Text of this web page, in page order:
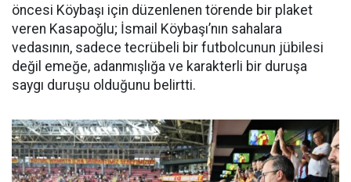
öncesi Köybaşı için düzenlenen törende bir plaket
veren Kasapoğlu; İsmail Köybaşı’nın sahalara
vedasının, sadece tecrübeli bir futbolcunun jübilesi
değil emeğe, adanmışlığa ve karakterli bir duruşa
saygı duruşu olduğunu belirtti.